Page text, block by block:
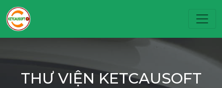
THƯ VIỆN KETCAUSOFT